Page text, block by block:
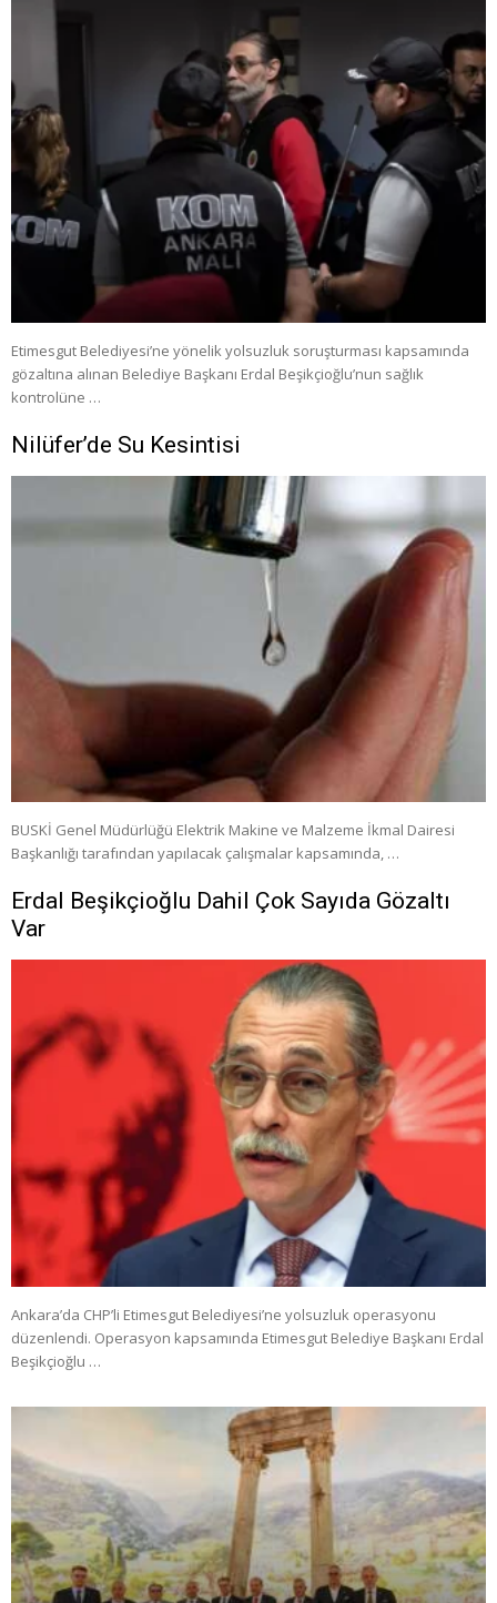
Etimesgut Belediyesi’ne yönelik yolsuzluk soruşturması kapsamında
gözaltına alınan Belediye Başkanı Erdal Beşikçioğlu’nun sağlık
kontrolüne …
Nilüfer’de Su Kesintisi
BUSKİ Genel Müdürlüğü Elektrik Makine ve Malzeme İkmal Dairesi
Başkanlığı tarafından yapılacak çalışmalar kapsamında, …
Erdal Beşikçioğlu Dahil Çok Sayıda Gözaltı
Var
Ankara’da CHP’li Etimesgut Belediyesi’ne yolsuzluk operasyonu
düzenlendi. Operasyon kapsamında Etimesgut Belediye Başkanı Erdal
Beşikçioğlu …